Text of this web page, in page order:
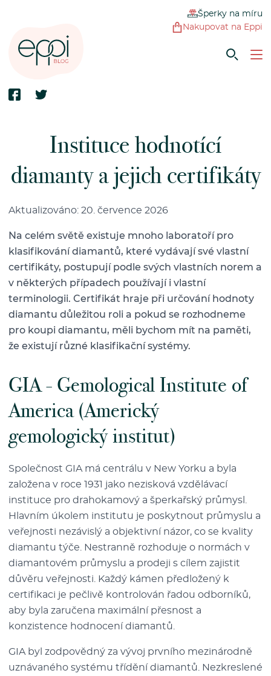
Šperky na míru
Nakupovat na Eppi
Instituce hodnotící
diamanty a jejich certifikáty
Aktualizováno: 20. července 2026
Na celém světě existuje mnoho laboratoří pro
klasifikování diamantů, které vydávají své vlastní
certifikáty, postupují podle svých vlastních norem a
v některých případech používají i vlastní
terminologii. Certifikát hraje při určování hodnoty
diamantu důležitou roli a pokud se rozhodneme
pro koupi diamantu, měli bychom mít na paměti,
že existují různé klasifikační systémy.
GIA - Gemological Institute of
America (Americký
gemologický institut)
Společnost GIA má centrálu v New Yorku a byla
založena v roce 1931 jako nezisková vzdělávací
instituce pro drahokamový a šperkařský průmysl.
Hlavním úkolem institutu je poskytnout průmyslu a
veřejnosti nezávislý a objektivní názor, co se kvality
diamantu týče. Nestranně rozhoduje o normách v
diamantovém průmyslu a prodeji s cílem zajistit
důvěru veřejnosti. Každý kámen předložený k
certifikaci je pečlivě kontrolován řadou odborníků,
aby byla zaručena maximální přesnost a
konzistence hodnocení diamantů.
GIA byl zodpovědný za vývoj prvního mezinárodně
uznávaného systému třídění diamantů. Nezkreslené